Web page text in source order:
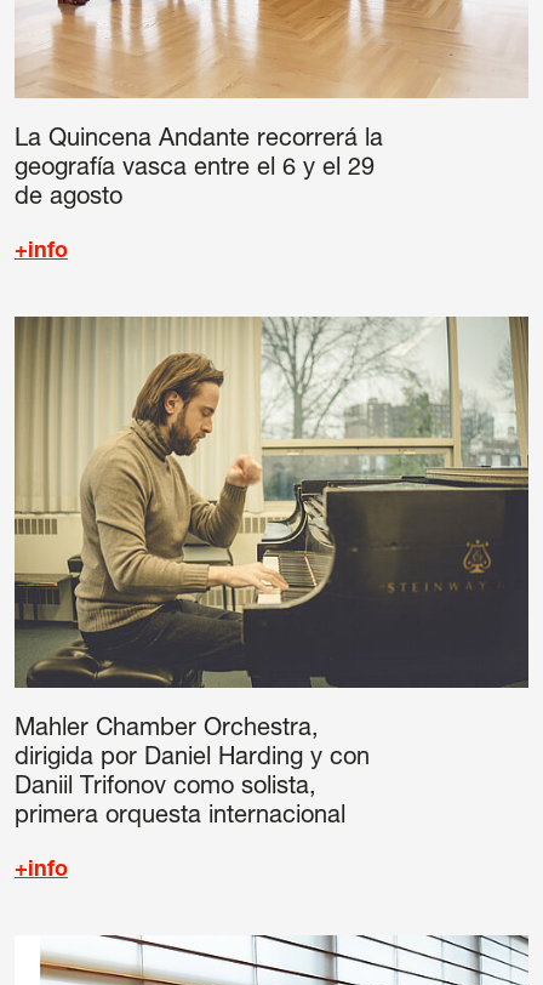
La Quincena Andante recorrerá la
geografía vasca entre el 6 y el 29
de agosto
+info
Mahler Chamber Orchestra,
dirigida por Daniel Harding y con
Daniil Trifonov como solista,
primera orquesta internacional
+info